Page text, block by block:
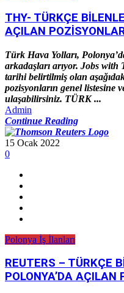
THY- TÜRKÇE
AÇILAN
Türk Hava Yolları,
arkadaşları arıyor. Jobs
tarihi belirtilmiş olan
pozisyonların genel listesine
ulaşabilirsiniz. TÜRK ...
Admin
Continue Reading
15 Ocak 2022
0
Polonya İş İlanları
REUTERS – TÜRKÇE
POLONYA’DA AÇILAN